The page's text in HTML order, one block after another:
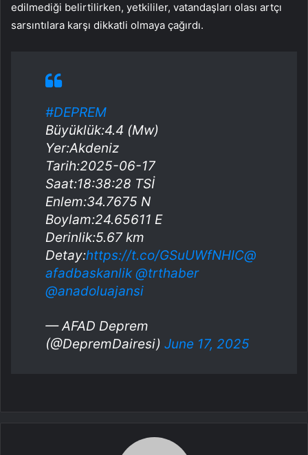
edilmediği belirtilirken, yetkililer, vatandaşları olası artçı
sarsıntılara karşı dikkatli olmaya çağırdı.
#DEPREM
Büyüklük:4.4 (Mw)
Yer:Akdeniz
Tarih:2025-06-17
Saat:18:38:28 TSİ
Enlem:34.7675 N
Boylam:24.65611 E
Derinlik:5.67 km
Detay:https://t.co/GSuUWfNHIC@
afadbaskanlik @trthaber
@anadoluajansi
— AFAD Deprem
(@DepremDairesi) June 17, 2025